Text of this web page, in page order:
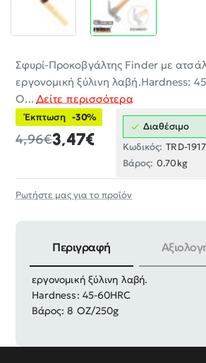
Σφυρί-Προκοβγάλτης Finder με
εργονομική ξύλινη λαβή.Hardness:
O... Δείτε περισσότερα
Έκπτωση -30%
3,47€
4,96€
Διαθέσιμο
Κωδικός: TRD-
Βάρος: 0.70kg
Ρωτήστε μας για το προϊόν
Περιγραφή
Σφυρί-Προκοβγάλτης Finder με
εργονομική ξύλινη λαβή.
Hardness: 45-60HRC
Βάρος: 8 OZ/250g